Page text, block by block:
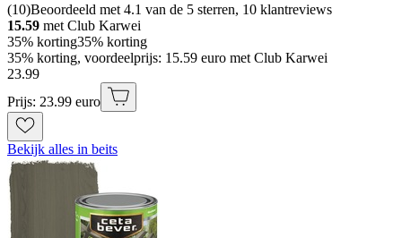
(10)Beoordeeld met 4.1 van de 5 sterren, 10 klantreviews
15.59 met Club Karwei
35% korting35% korting
35% korting, voordeelprijs: 15.59 euro met Club Karwei
23.99
Prijs: 23.99 euro
Bekijk alles in beits